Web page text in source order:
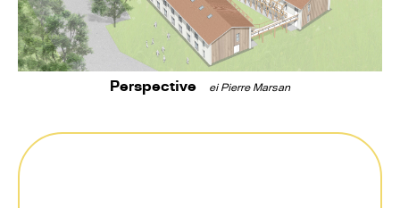
Perspective ei Pierre Marsan